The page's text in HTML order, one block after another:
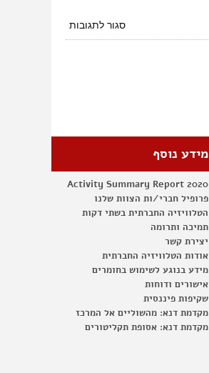
סגור לתגובותעל
מתעלמים
מידע נוסף
Activity Summary Report 2020
פרופיל חברי/ות הצוות שלנו
הטלוויזיה החברתית בשתי דקות
תמיכה ותרומה
יצירת קשר
אודות הטלוויזיה החברתית
מידע בנוגע לשימוש בחומרים
אישורים ודוחות
שקיפות פיננסית
מקדמת דנא: מהשוליים אל המרכז
מקדמת דנא: אסופת תקליטורים